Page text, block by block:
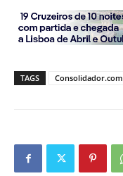
TAGS Consolidador.com